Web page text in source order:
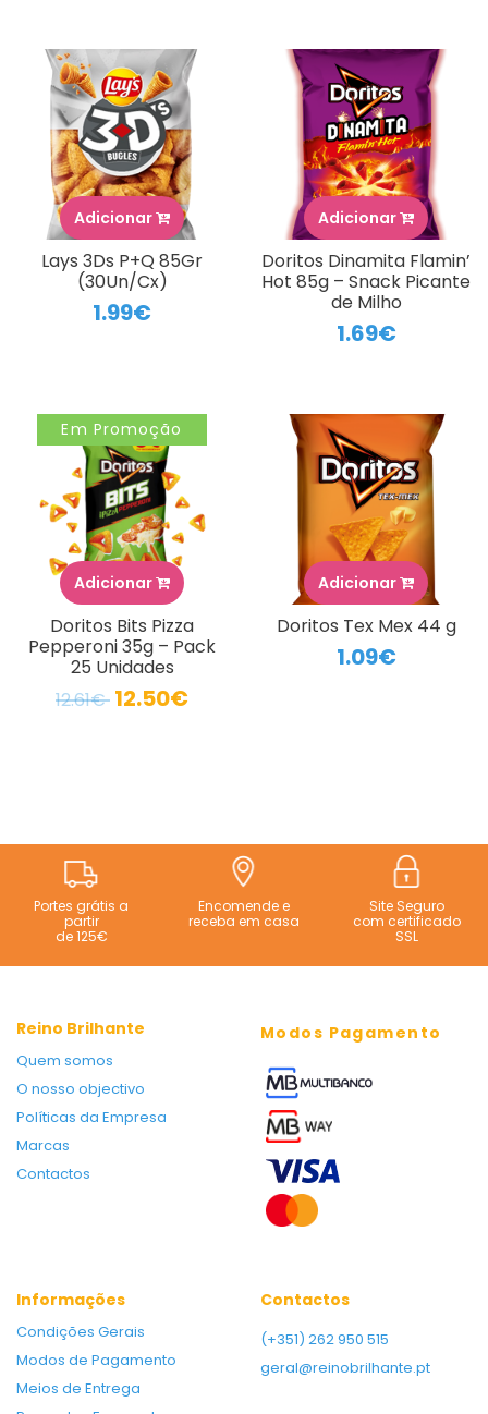
Adicionar
Lays 3Ds P+Q 85Gr
(30Un/Cx)
1.99€
Adicionar
Doritos Dinamita Flamin’
Hot 85g – Snack Picante
de Milho
1.69€
Em Promoção
Adicionar
Doritos Bits Pizza
Pepperoni 35g – Pack
25 Unidades
12.61€ 12.50€
Adicionar
Doritos Tex Mex 44 g
1.09€
Portes grátis a
partir
de 125€
Encomende e
receba em casa
Site Seguro
com certificado
SSL
Reino Brilhante
Quem somos
O nosso objectivo
Políticas da Empresa
Marcas
Contactos
Modos Pagamento
Informações
Condições Gerais
Modos de Pagamento
Meios de Entrega
Contactos
(+351) 262 950 515
geral@reinobrilhante.pt